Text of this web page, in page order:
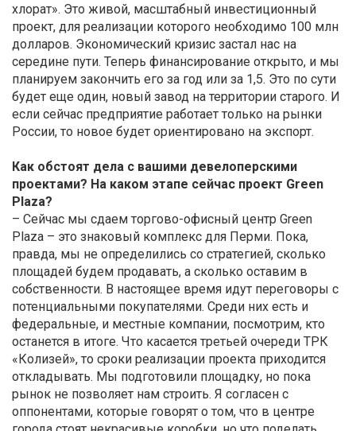
хлорат». Это живой, масштабный инвестиционный
проект, для реализации которого необходимо 100 млн
долларов. Экономический кризис застал нас на
середине пути. Теперь финансирование открыто, и мы
планируем закончить его за год или за 1,5. Это по сути
будет еще один, новый завод на территории старого. И
если сейчас предприятие работает только на рынки
России, то новое будет ориентировано на экспорт.
Как обстоят дела с вашими девелоперскими
проектами? На каком этапе сейчас проект Green
Plaza?
– Сейчас мы сдаем торгово-офисный центр Green
Plaza – это знаковый комплекс для Перми. Пока,
правда, мы не определились со стратегией, сколько
площадей будем продавать, а сколько оставим в
собственности. В настоящее время идут переговоры с
потенциальными покупателями. Среди них есть и
федеральные, и местные компании, посмотрим, кто
останется в итоге. Что касается третьей очереди ТРК
«Колизей», то сроки реализации проекта приходится
откладывать. Мы подготовили площадку, но пока
рынок не позволяет нам строить. Я согласен с
оппонентами, которые говорят о том, что в центре